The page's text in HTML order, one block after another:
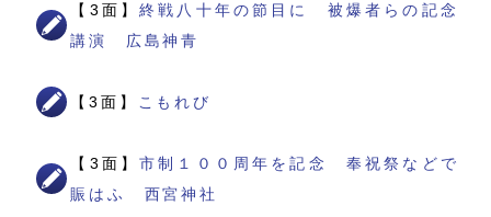
【3面】終戦八十年の節目に 被爆者らの記念
講演 広島神青
【3面】 こもれび
【3面】市制１００周年を記念 奉祝祭などで
賑はふ 西宮神社